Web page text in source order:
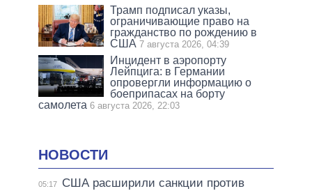
Трамп подписал указы,
ограничивающие право на
гражданство по рождению в
США 7 августа 2026, 04:39
Инцидент в аэропорту
Лейпцига: в Германии
опровергли информацию о
боеприпасах на борту
самолета 6 августа 2026, 22:03
НОВОСТИ
05:17
США расширили санкции против